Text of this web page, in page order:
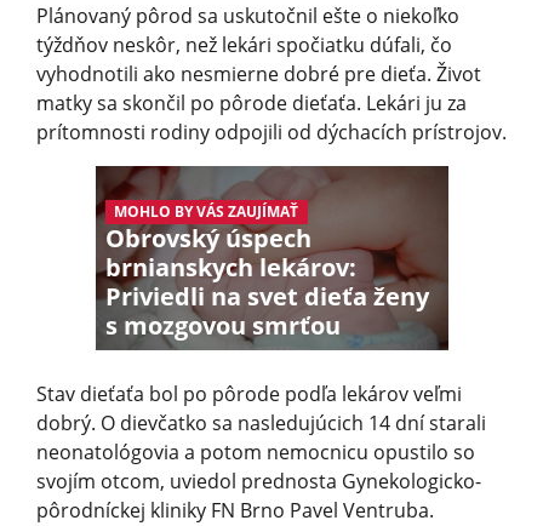
Plánovaný pôrod sa uskutočnil ešte o niekoľko
týždňov neskôr, než lekári spočiatku dúfali, čo
vyhodnotili ako nesmierne dobré pre dieťa. Život
matky sa skončil po pôrode dieťaťa. Lekári ju za
prítomnosti rodiny odpojili od dýchacích prístrojov.
MOHLO BY VÁS ZAUJÍMAŤ
Obrovský úspech
brnianskych lekárov:
Priviedli na svet dieťa ženy
s mozgovou smrťou
Stav dieťaťa bol po pôrode podľa lekárov veľmi
dobrý. O dievčatko sa nasledujúcich 14 dní starali
neonatológovia a potom nemocnicu opustilo so
svojím otcom, uviedol prednosta Gynekologicko-
pôrodníckej kliniky FN Brno Pavel Ventruba.